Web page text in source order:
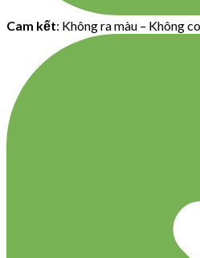
Cam kết: Không ra màu – Không